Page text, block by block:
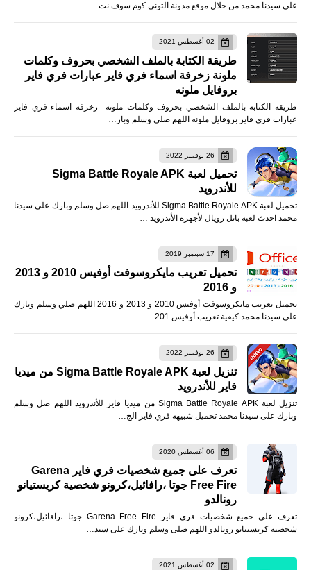
على سيدنا محمد من خلال موقع مدونة التونى كوم سوف نت…
02 أغسطس 2021
طريقة الكتابة بالملف الشخصي بحروف وكلمات
ملونة زخرفة اسماء فري فاير عبارات فري فاير
بروفايل ملونه
طريقة الكتابة بالملف الشخصي بحروف وكلمات ملونة زخرفة اسماء فري فاير
عبارات فري فاير بروفايل ملونه اللهم صلى وسلم وبار…
26 نوفمبر 2022
تحميل لعبة Sigma Battle Royale APK
للأندرويد
تحميل لعبة Sigma Battle Royale APK للأندرويد اللهم صل وسلم وبارك على سيدنا
محمد احدث لعبة باتل رويال لأجهزة الأندرويد …
17 سبتمبر 2019
تحميل تعريب مايكروسوفت أوفيس 2010 و 2013
و 2016
تحميل تعريب مايكروسوفت أوفيس 2010 و 2013 و 2016 اللهم صلي وسلم وبارك
على سيدنا محمد كيفية تعريب أوفيس 201…
26 نوفمبر 2022
تنزيل لعبة Sigma Battle Royale APK من ميديا
فاير للأندرويد
تنزيل لعبة Sigma Battle Royale APK من ميديا فاير للأندرويد اللهم صل وسلم
وبارك على سيدنا محمد تحميل شبيهه فري فاير الج…
06 أغسطس 2020
تعرف على جميع شخصيات فري فاير Garena
Free Fire جوتا ،رافائيل،كرونو شخصية كريستيانو
رونالدو
تعرف على جميع شخصيات فري فاير Garena Free Fire جوتا ،رافائيل،كرونو
شخصية كريستيانو رونالدو اللهم صلى وسلم وبارك على سيد…
02 أغسطس 2021